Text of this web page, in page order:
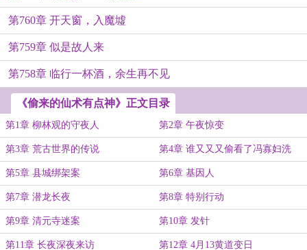
第760章 开天窗，入魔墟
第759章 似是故人来
第758章 临行一杯酒，余生再不见
《偷来的仙术有点神》正文目录
第1章 柳林观的守夜人 第2章 午夜惊变
第3章 荒古世界的传说 第4章 谁又又又偷看了冯寡妇洗
澡？
第5章 县城绑架案 第6章 基因人
第7章 潜龙长夜 第8章 特别行动
第9章 清元寺迷案 第10章 发针
第11章 长夜深夜来访 第12章 4月13黄道变日